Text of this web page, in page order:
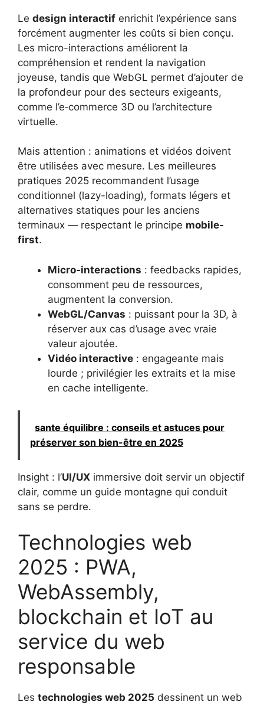
Le design interactif enrichit l’expérience sans
forcément augmenter les coûts si bien conçu.
Les micro-interactions améliorent la
compréhension et rendent la navigation
joyeuse, tandis que WebGL permet d’ajouter de
la profondeur pour des secteurs exigeants,
comme l’e‑commerce 3D ou l’architecture
virtuelle.
Mais attention : animations et vidéos doivent
être utilisées avec mesure. Les meilleures
pratiques 2025 recommandent l’usage
conditionnel (lazy-loading), formats légers et
alternatives statiques pour les anciens
terminaux — respectant le principe mobile-
first.
Micro-interactions : feedbacks rapides,
consomment peu de ressources,
augmentent la conversion.
WebGL/Canvas : puissant pour la 3D, à
réserver aux cas d’usage avec vraie
valeur ajoutée.
Vidéo interactive : engageante mais
lourde ; privilégier les extraits et la mise
en cache intelligente.
sante équilibre : conseils et astuces pour
préserver son bien-être en 2025
Insight : l’UI/UX immersive doit servir un objectif
clair, comme un guide montagne qui conduit
sans se perdre.
Technologies web
2025 : PWA,
WebAssembly,
blockchain et IoT au
service du web
responsable
Les technologies web 2025 dessinent un web